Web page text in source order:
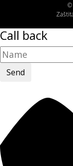
©
Call back
Send